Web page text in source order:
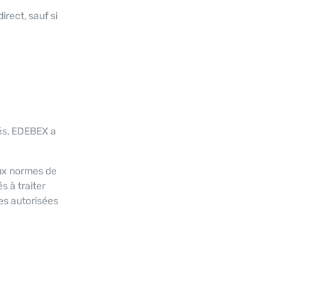
sauf si
EDEBEX a
normes de
à traiter
autorisées